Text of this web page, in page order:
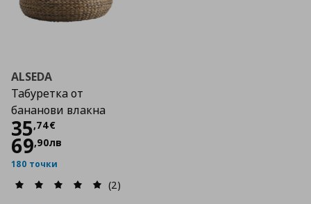
ALSEDA
Табуретка от
бананови влакна
35,74€
Цена
69,90лв
180 точки
(2)